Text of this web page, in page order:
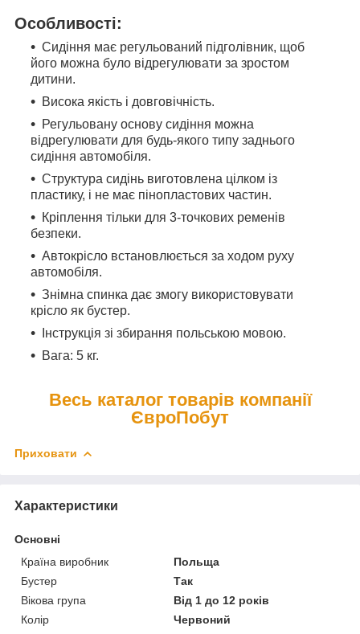
Особливості:
Сидіння має регульований підголівник, щоб
його можна було відрегулювати за зростом
дитини.
Висока якість і довговічність.
Регульовану основу сидіння можна
відрегулювати для будь-якого типу заднього
сидіння автомобіля.
Структура сидінь виготовлена цілком із
пластику, і не має пінопластових частин.
Кріплення тільки для 3-точкових ременів
безпеки.
Автокрісло встановлюється за ходом руху
автомобіля.
Знімна спинка дає змогу використовувати
крісло як бустер.
Інструкція зі збирання польською мовою.
Вага: 5 кг.
Весь каталог товарів компанії
ЄвроПобут
Приховати
Характеристики
Основні
Країна виробник
Польща
Бустер
Так
Вікова група
Від 1 до 12 років
Колір
Червоний